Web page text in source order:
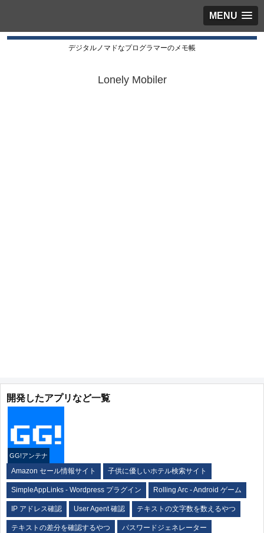
MENU
デジタルノマドなプログラマーのメモ帳
Lonely Mobiler
開発したアプリなど一覧
GG!アンテナ
Amazon セール情報サイト 子供に優しいホテル検索サイト
SimpleAppLinks - Wordpress プラグイン Rolling Arc - Android ゲーム
IP アドレス確認 User Agent 確認 テキストの文字数を数えるやつ
テキストの差分を確認するやつ パスワードジェネレーター